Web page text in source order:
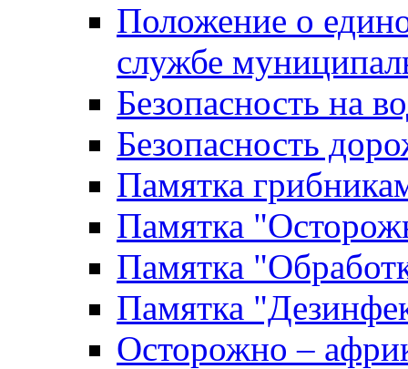
Положение о
службе
Безопасность на
Безопасность
Памятка
Памятка
Памятка
Памятка
Осторожно –